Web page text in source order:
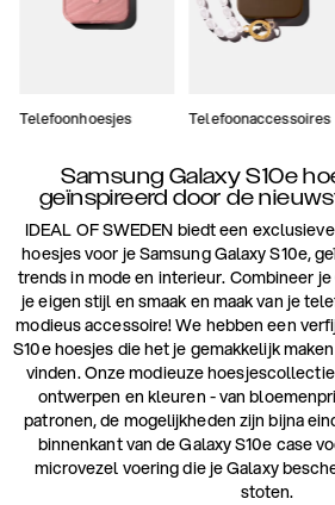
Telefoonhoesjes Telefoonaccessoires
Samsung Galaxy S10e
geïnspireerd door de
IDEAL OF SWEDEN biedt een
hoesjes voor je Samsung Galaxy S10e,
trends in mode en interieur. Combineer
je eigen stijl en smaak en maak van je
modieus accessoire! We hebben een
S10e hoesjes die het je gemakkelijk
vinden. Onze modieuze
ontwerpen en kleuren - van
patronen, de mogelijkheden zijn bijna
binnenkant van de Galaxy S10e case
microvezel voering die je Galaxy
stoten.